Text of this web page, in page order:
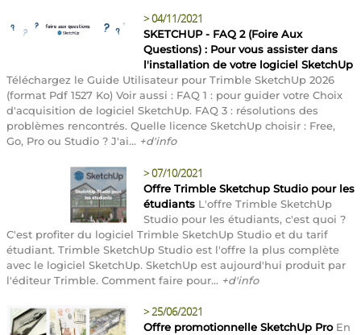
>04/11/2021
SKETCHUP - FAQ 2 (Foire Aux
Questions) : Pour vous assister dans
l'installation de votre logiciel SketchUp
Téléchargez le Guide Utilisateur pour Trimble SketchUp 2026
(format Pdf 1527 Ko) Voir aussi : FAQ 1 : pour guider votre Choix
d'acquisition de logiciel SketchUp. FAQ 3 : résolutions des
problèmes rencontrés. Quelle licence SketchUp choisir : Free,
Go, Pro ou Studio ? J'ai... +d'info
>07/10/2021
Offre Trimble Sketchup Studio pour les
étudiants L'offre Trimble SketchUp
Studio pour les étudiants, c'est quoi ?
C'est profiter du logiciel Trimble SketchUp Studio et du tarif
étudiant. Trimble SketchUp Studio est l'offre la plus complète
avec le logiciel SketchUp. SketchUp est aujourd'hui produit par
l'éditeur Trimble. Comment faire pour... +d'info
>25/06/2021
Offre promotionnelle SketchUp ProEn